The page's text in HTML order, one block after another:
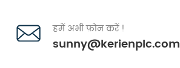
हमें अभी फ़ोन करें !
sunny@kerienplc.com